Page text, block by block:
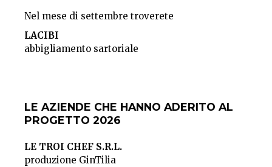
Nel mese di settembre troverete
LACIBI
abbigliamento sartoriale
LE AZIENDE CHE HANNO ADERITO AL
PROGETTO 2026
LE TROI CHEF S.R.L.
produzione GinTilia